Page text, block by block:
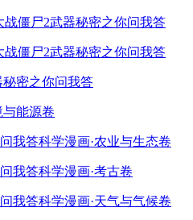
僵尸2武器秘密之你问我答
僵尸2武器秘密之你问我答
密之你问我答
能源卷
我答科学漫画·农业与生态卷
我答科学漫画·考古卷
我答科学漫画·天气与气候卷